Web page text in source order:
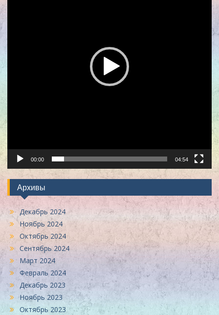
00:00 04:54
Архивы
Декабрь 2024
Ноябрь 2024
Октябрь 2024
Сентябрь 2024
Март 2024
Февраль 2024
Декабрь 2023
Ноябрь 2023
Октябрь 2023